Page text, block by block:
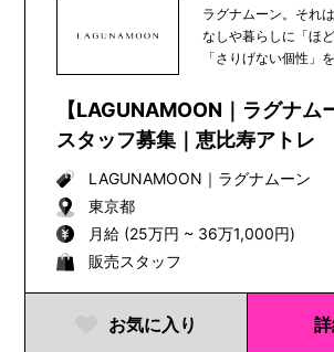
ラグナムーン。それ
なしや暮らしに「ほ
「さりげない個性」
【LAGUNAMOON｜ラグナム
スタッフ募集｜恵比寿アトレ
LAGUNAMOON ｜ ラグナムーン
東京都
月給 (25万円 ~ 36万1,000円)
販売スタッフ
お気に入り